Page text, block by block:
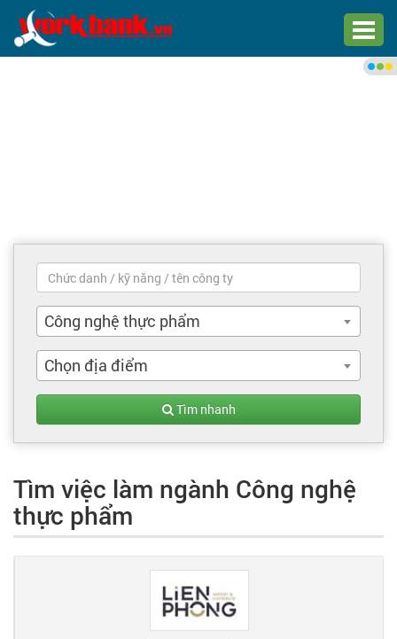
Việc làm mới nhất
Tìm việc làm
Tạo hồ sơ
Cẩm nang việc làm
Bạn cần tuyển người
Công nghệ thực phẩm
Chọn địa điểm
Tìm nhanh
Tìm việc làm ngành Công nghệ
thực phẩm